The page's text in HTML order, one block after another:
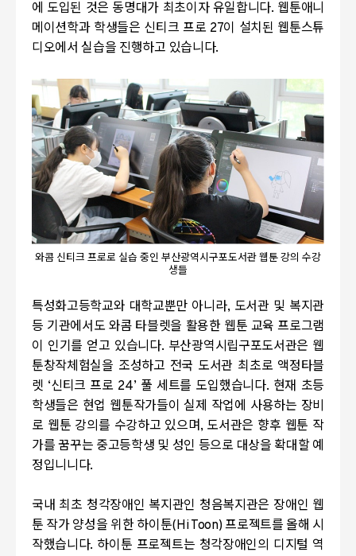
에 도입된 것은 동명대가 최초이자 유일합니다. 웹툰애니
메이션학과 학생들은 신티크 프로 27이 설치된 웹툰스튜
디오에서 실습을 진행하고 있습니다.
와콤 신티크 프로로 실습 중인 부산광역시구포도서관 웹툰 강의 수강
생들
특성화고등학교와 대학교뿐만 아니라, 도서관 및 복지관
등 기관에서도 와콤 타블렛을 활용한 웹툰 교육 프로그램
이 인기를 얻고 있습니다. 부산광역시립구포도서관은 웹
툰창작체험실을 조성하고 전국 도서관 최초로 액정타블
렛 ‘신티크 프로 24’ 풀 세트를 도입했습니다. 현재 초등
학생들은 현업 웹툰작가들이 실제 작업에 사용하는 장비
로 웹툰 강의를 수강하고 있으며, 도서관은 향후 웹툰 작
가를 꿈꾸는 중고등학생 및 성인 등으로 대상을 확대할 예
정입니니다.
국내 최초 청각장애인 복지관인 청음복지관은 장애인 웹
툰 작가 양성을 위한 하이툰(Hi Toon)프로젝트를 올해 시
작했습니다. 하이툰 프로젝트는 청각장애인의 디지털 역